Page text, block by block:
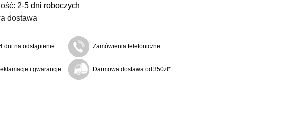
2-5 dni roboczych
dostawa
dni na odstąpienie Zamówienia telefoniczne
i gwarancje Darmowa dostawa od 350zł*